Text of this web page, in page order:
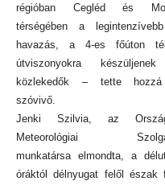
régióban Cegléd és
térségében a
havazás, a 4-es főúton
útviszonyokra
közlekedők – tette
szóvivő.
Jenki Szilvia, az
Meteorológiai
munkatársa elmondta, a
óráktól délnyugat felől észak